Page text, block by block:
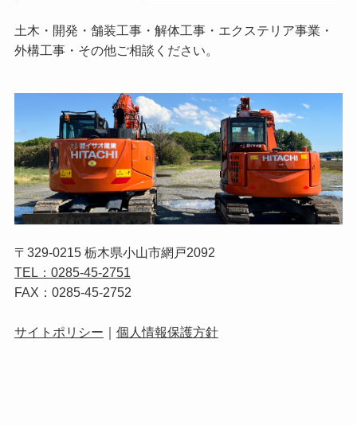
土木・開発・舗装工事・解体工事・エクステリア事業・
外構工事・その他ご相談ください。
〒329-0215 栃木県小山市網戸2092
TEL：0285-45-2751
FAX：0285-45-2752
サイトポリシー 個人情報保護方針